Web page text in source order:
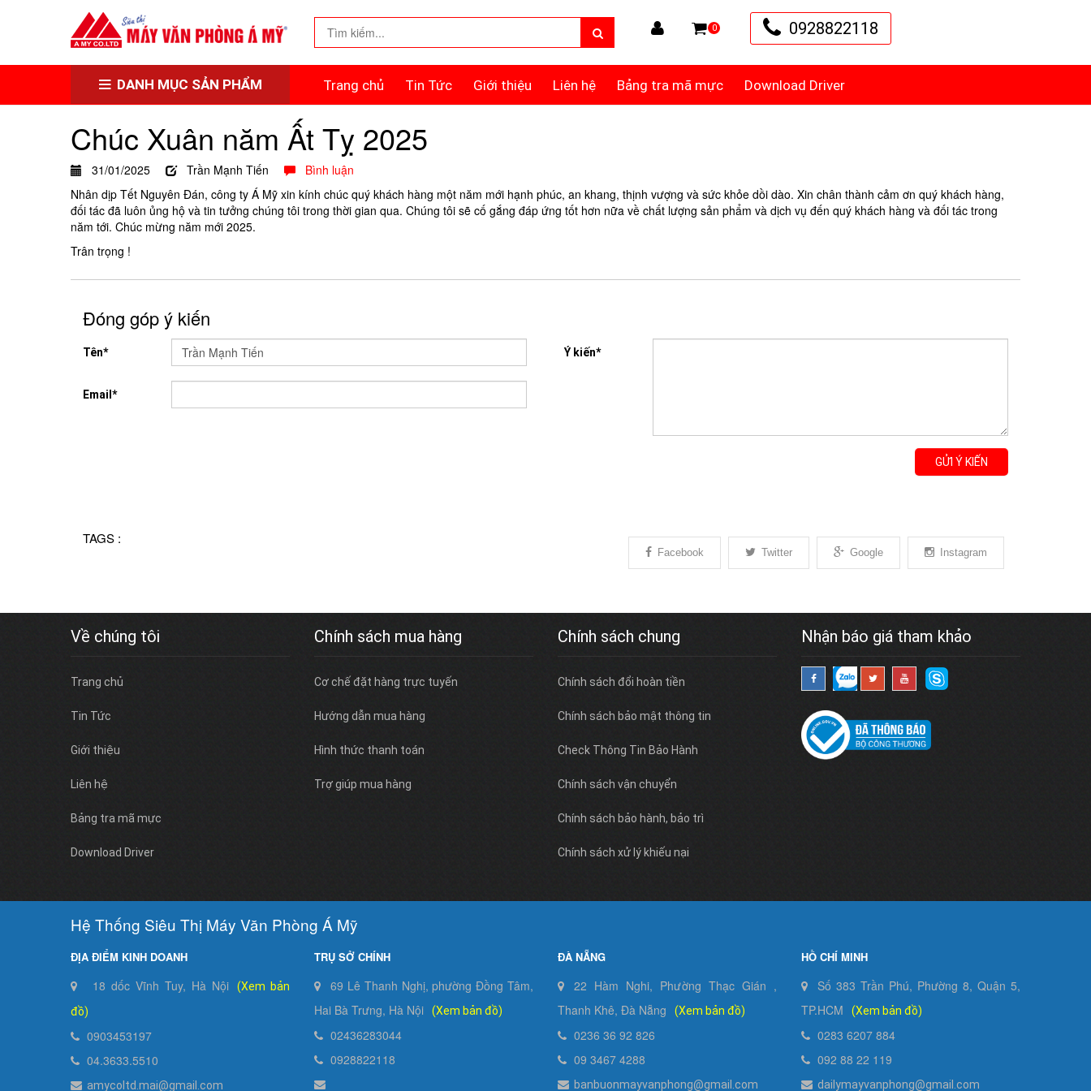
0 0928822118
DANH MỤC SẢN PHẨM Trang chủ Tin Tức Giới thiệu Liên hệ Bảng tra mã mực Download Driver
Chúc Xuân năm Ất Tỵ 2025
31/01/2025 Trần Mạnh Tiến
Bình luận
Nhân dịp Tết Nguyên Đán, công ty Á Mỹ xin kính chúc quý khách hàng một năm mới hạnh phúc, an khang, thịnh vượng và sức khỏe dồi dào. Xin chân thành cảm ơn quý khách hàng,
đối tác đã luôn ủng hộ và tin tưởng chúng tôi trong thời gian qua. Chúng tôi sẽ cố gắng đáp ứng tốt hơn nữa về chất lượng sản phẩm và dịch vụ đến quý khách hàng và đối tác trong
năm tới. Chúc mừng năm mới 2025.
Trân trọng !
Đóng góp ý kiến
Tên*
Email*
Ý kiến*
GỬI Ý KIẾN
TAGS :
Facebook Twitter Google Instagram
Về chúng tôi
Trang chủ
Tin Tức
Giới thiệu
Liên hệ
Bảng tra mã mực
Download Driver
Chính sách mua hàng
Cơ chế đặt hàng trực tuyến
Hướng dẫn mua hàng
Hình thức thanh toán
Trợ giúp mua hàng
Chính sách chung
Chính sách đổi hoàn tiền
Chính sách bảo mật thông tin
Check Thông Tin Bảo Hành
Chính sách vận chuyển
Chính sách bảo hành, bảo trì
Chính sách xử lý khiếu nại
Nhận báo giá tham khảo
Hệ Thống Siêu Thị Máy Văn Phòng Á Mỹ
ĐỊA ĐIỂM KINH DOANH
18 dốc Vĩnh Tuy, Hà Nội
(Xem bản
đồ)
0903453197
04.3633.5510
amycoltd.mai@gmail.com
TRỤ SỞ CHÍNH
69 Lê Thanh Nghị, phường Đồng Tâm,
Hai Bà Trưng, Hà Nội
(Xem bản đồ)
02436283044
0928822118
ĐÀ NẴNG
22 Hàm Nghi, Phường Thạc Gián ,
Thanh Khê, Đà Nẵng
(Xem bản đồ)
0236 36 92 826
09 3467 4288
banbuonmayvanphong@gmail.com
HỒ CHÍ MINH
Số 383 Trần Phú, Phường 8, Quận 5,
TP.HCM
(Xem bản đồ)
0283 6207 884
092 88 22 119
dailymayvanphong@gmail.com